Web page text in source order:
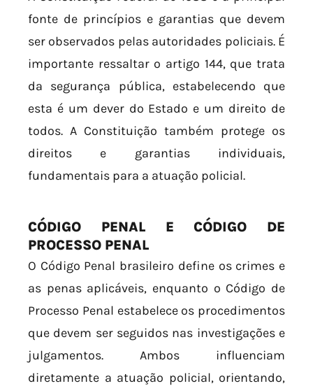
fonte de princípios e garantias que devem
ser observados pelas autoridades policiais. É
importante ressaltar o artigo 144, que trata
da segurança pública, estabelecendo que
esta é um dever do Estado e um direito de
todos. A Constituição também protege os
direitos e garantias individuais,
fundamentais para a atuação policial.
CÓDIGO PENAL E CÓDIGO DE
PROCESSO PENAL
O Código Penal brasileiro define os crimes e
as penas aplicáveis, enquanto o Código de
Processo Penal estabelece os procedimentos
que devem ser seguidos nas investigações e
julgamentos. Ambos influenciam
diretamente a atuação policial, orientando,